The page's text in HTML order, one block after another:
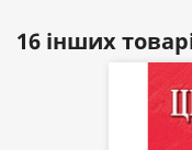
16 інших